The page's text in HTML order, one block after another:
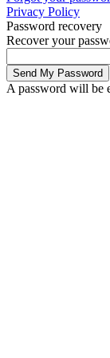
Privacy Policy
Password recovery
Recover your
A password will be